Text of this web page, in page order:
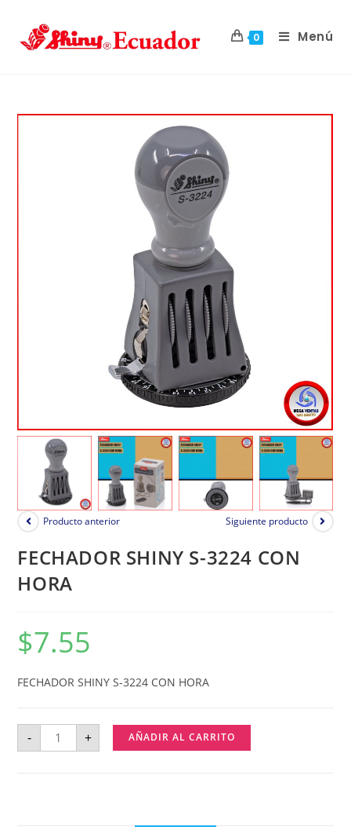
0 Menú
Producto anterior Siguiente producto
FECHADOR SHINY S-3224 CON
HORA
$7.55
FECHADOR SHINY S-3224 CON HORA
- + AÑADIR AL CARRITO